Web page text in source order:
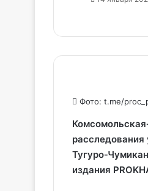
Фото: t.me/
расследования
издания